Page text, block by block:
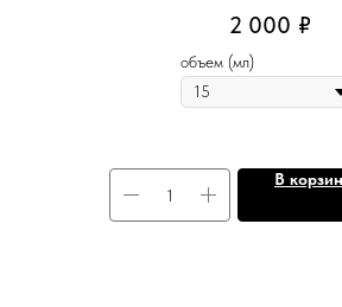
2 000 ₽
объем (мл)
В